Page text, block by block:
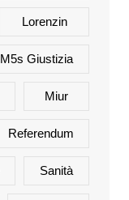
Lorenzin
M5s Giustizia
Miur
Referendum
Sanità